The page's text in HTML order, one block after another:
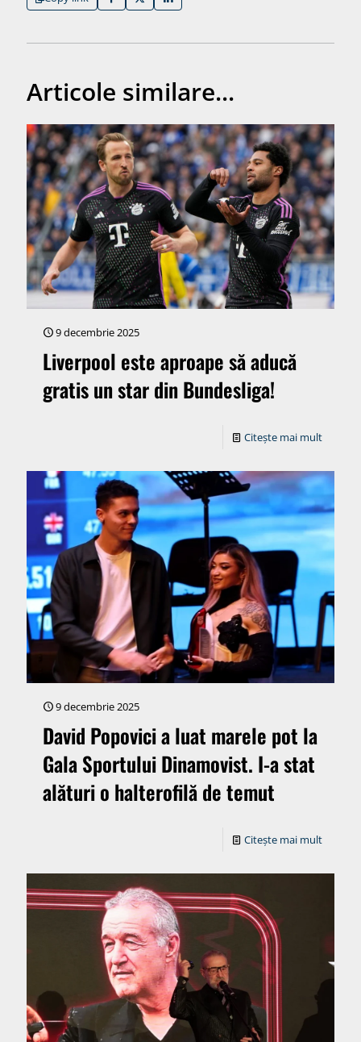
Articole similare...
9 decembrie 2025
Liverpool este aproape să aducă
gratis un star din Bundesliga!
Citește mai mult
9 decembrie 2025
David Popovici a luat marele pot la
Gala Sportului Dinamovist. I-a stat
alături o halterofilă de temut
Citește mai mult